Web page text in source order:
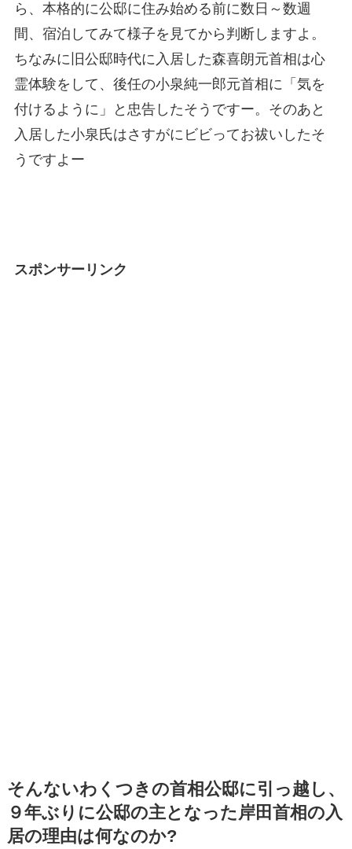
ら、本格的に公邸に住み始める前に数日～数週
間、宿泊してみて様子を見てから判断しますよ。
ちなみに旧公邸時代に入居した森喜朗元首相は心
霊体験をして、後任の小泉純一郎元首相に「気を
付けるように」と忠告したそうですー。そのあと
入居した小泉氏はさすがにビビってお祓いしたそ
うですよー
スポンサーリンク
そんないわくつきの首相公邸に引っ越し、
９年ぶりに公邸の主となった岸田首相の入
居の理由は何なのか?